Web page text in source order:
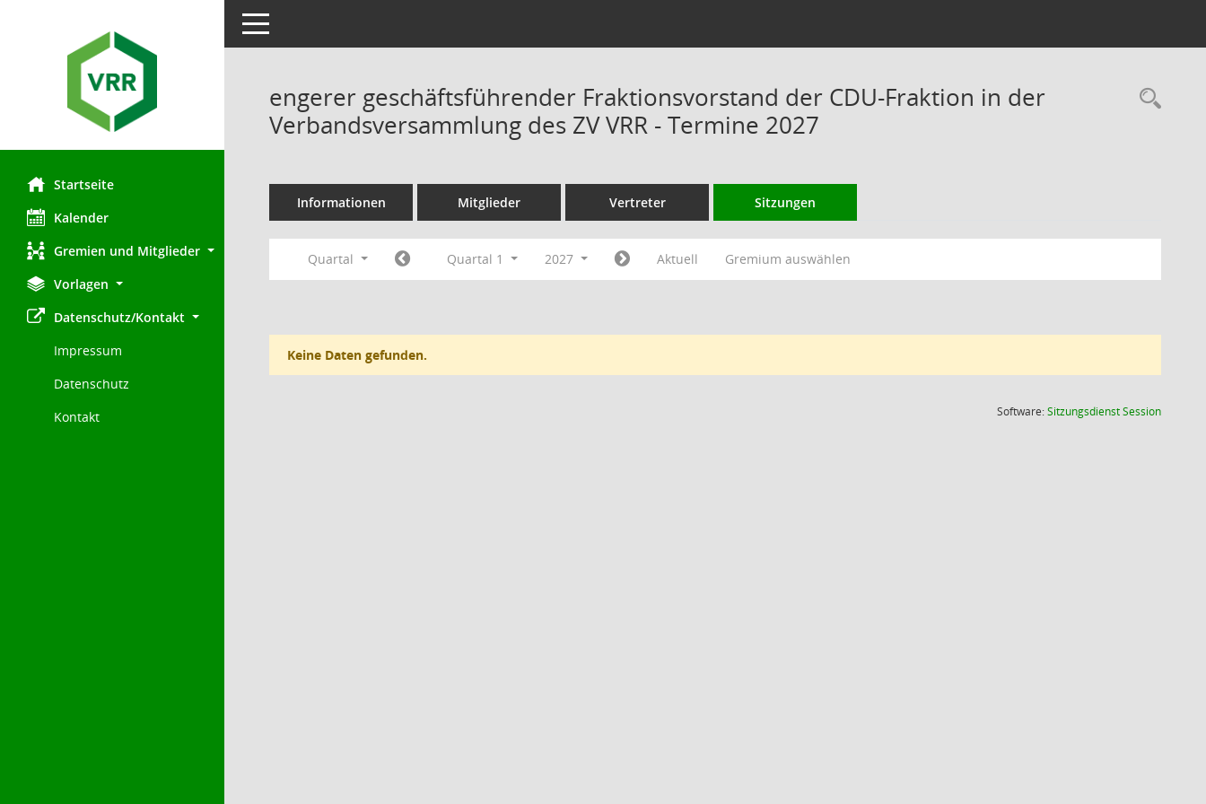
Startseite
Kalender
Gremien und Mitglieder
Vorlagen
Datenschutz/Kontakt
Impressum
Datenschutz
Kontakt
Toggle navigation
engerer geschäftsführender Fraktionsvorstand der CDU-Fraktion in der
Verbandsversammlung des ZV VRR - Termine 2027
Informationen Mitglieder Vertreter Sitzungen
Quartal Quartal 1 2027 Aktuell Gremium auswählen
Keine Daten gefunden.
Software:SitzungsdienstSession(Wird in